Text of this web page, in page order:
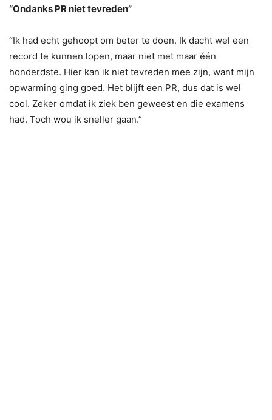
“Ondanks PR niet tevreden”
“Ik had echt gehoopt om beter te doen. Ik dacht wel een
record te kunnen lopen, maar niet met maar één
honderdste. Hier kan ik niet tevreden mee zijn, want mijn
opwarming ging goed. Het blijft een PR, dus dat is wel
cool. Zeker omdat ik ziek ben geweest en die examens
had. Toch wou ik sneller gaan.”